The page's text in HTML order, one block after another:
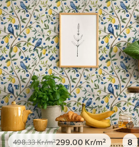
Tillgängliga material
Standard
498.33299 .00Kr
498.33Kr/m²299.00 Kr/m² 8